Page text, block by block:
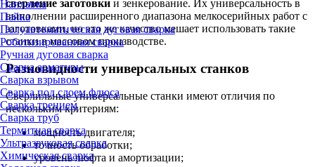
Наплавка
Пайка
Полуавтоматическая дуговая сварка
Роботизированная сварка
Ручная дуговая сварка
Сварка арматуры
Сварка взрывом
Сварка под слоем флюса
Сварка трением
Сварка труб
Термитная сварка
Ультразвуковая сварка
Химическая сварка
сверление заготовки и зенкерование. Их универсальность в
выполнении расширенного диапазона мелкосерийных работ с
заготовками, но это же качество мешает использовать такие
станки в массовом производстве.
Разновидности универсальных станков
Сверлильные универсальные станки имеют отличия по
нескольким критериям:
мощность двигателя;
точность обработки;
уровень люфта и амортизации;